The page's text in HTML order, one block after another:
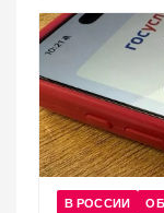
В РОССИИ